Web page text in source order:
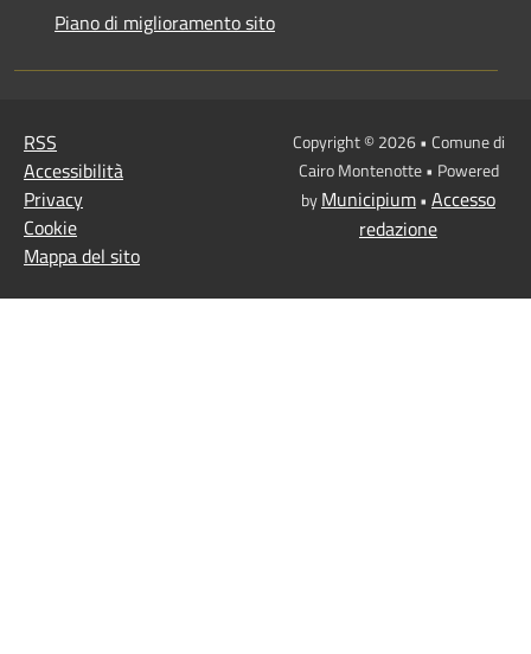
Piano di miglioramento sito
RSS
Accessibilità
Privacy
Cookie
Mappa del sito
Copyright © 2026 • Comune di
Cairo Montenotte • Powered
byMunicipium• Accesso
redazione